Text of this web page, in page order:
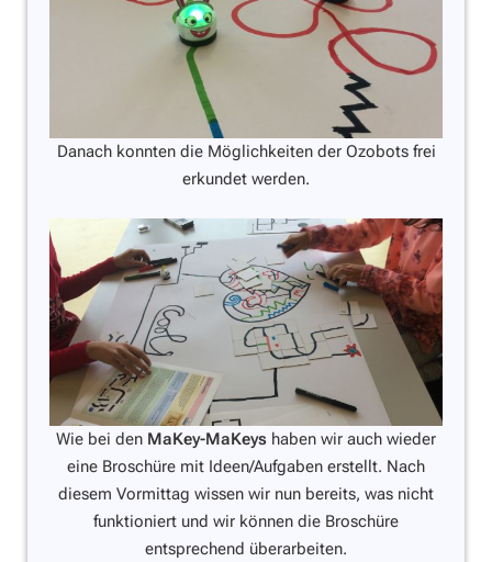
Danach konnten die Möglichkeiten der Ozobots frei
erkundet werden.
Wie bei den MaKey-MaKeys haben wir auch wieder
eine Broschüre mit Ideen/Aufgaben erstellt. Nach
diesem Vormittag wissen wir nun bereits, was nicht
funktioniert und wir können die Broschüre
entsprechend überarbeiten.